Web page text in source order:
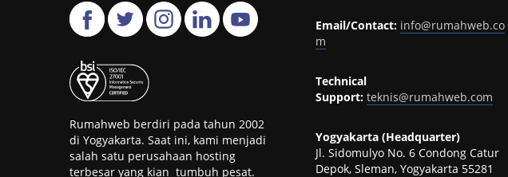
Rumahweb berdiri pada tahun 2002
di Yogyakarta. Saat ini, kami menjadi
salah satu perusahaan hosting
terbesar yang kian tumbuh pesat.
Email/Contact: info@rumahweb.co
m
Technical
Support: teknis@rumahweb.com
Yogyakarta (Headquarter)
Jl. Sidomulyo No. 6 Condong Catur
Depok, Sleman, Yogyakarta 55281